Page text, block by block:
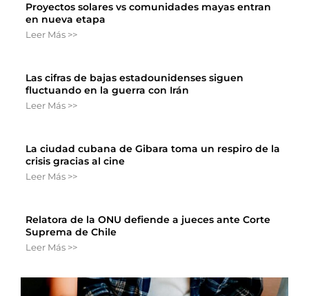
Proyectos solares vs comunidades mayas entran
en nueva etapa
Leer Más >>
Las cifras de bajas estadounidenses siguen
fluctuando en la guerra con Irán
Leer Más >>
La ciudad cubana de Gibara toma un respiro de la
crisis gracias al cine
Leer Más >>
Relatora de la ONU defiende a jueces ante Corte
Suprema de Chile
Leer Más >>